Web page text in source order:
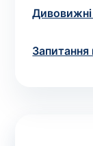
Дивовижні
Запитання